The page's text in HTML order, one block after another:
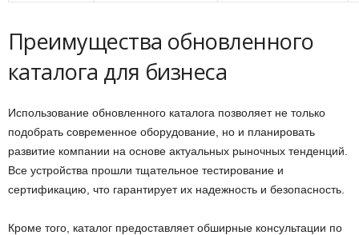
Преимущества обновленного
каталога для бизнеса
Использование обновленного каталога позволяет не только
подобрать современное оборудование, но и планировать
развитие компании на основе актуальных рыночных тенденций.
Все устройства прошли тщательное тестирование и
сертификацию, что гарантирует их надежность и безопасность.
Кроме того, каталог предоставляет обширные консультации по